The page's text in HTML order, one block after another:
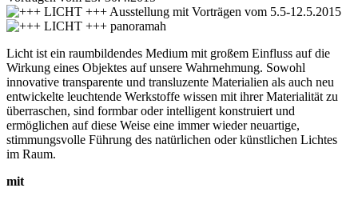
Licht ist ein raumbildendes Medium mit großem Einfluss auf die
Wirkung eines Objektes auf unsere Wahrnehmung. Sowohl
innovative transparente und transluzente Materialien als auch neu
entwickelte leuchtende Werkstoffe wissen mit ihrer Materialität zu
überraschen, sind formbar oder intelligent konstruiert und
ermöglichen auf diese Weise eine immer wieder neuartige,
stimmungsvolle Führung des natürlichen oder künstlichen Lichtes
im Raum.
mit